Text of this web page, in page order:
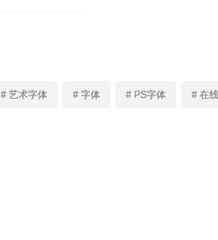
# 艺术字体 # 字体 # PS字体 # 在